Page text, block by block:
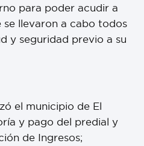
para poder acudir a
se llevaron a cabo todos
y seguridad previo a su
el municipio de El
y pago del predial y
de Ingresos;